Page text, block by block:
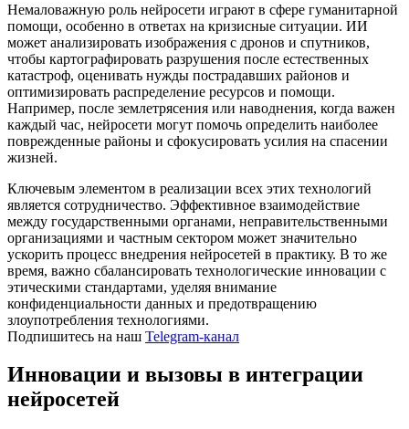
Немаловажную роль нейросети играют в сфере гуманитарной
помощи, особенно в ответах на кризисные ситуации. ИИ
может анализировать изображения с дронов и спутников,
чтобы картографировать разрушения после естественных
катастроф, оценивать нужды пострадавших районов и
оптимизировать распределение ресурсов и помощи.
Например, после землетрясения или наводнения, когда важен
каждый час, нейросети могут помочь определить наиболее
поврежденные районы и сфокусировать усилия на спасении
жизней.
Ключевым элементом в реализации всех этих технологий
является сотрудничество. Эффективное взаимодействие
между государственными органами, неправительственными
организациями и частным сектором может значительно
ускорить процесс внедрения нейросетей в практику. В то же
время, важно сбалансировать технологические инновации с
этическими стандартами, уделяя внимание
конфиденциальности данных и предотвращению
злоупотребления технологиями.
Подпишитесь на наш Telegram-канал
Инновации и вызовы в интеграции
нейросетей